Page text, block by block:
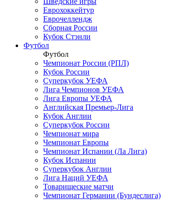
Еврохоккейтур
Еврочеллендж
Сборная России
Кубок Стэнли
Футбол
Футбол
Чемпионат России (РПЛ)
Кубок России
Суперкубок УЕФА
Лига Чемпионов УЕФА
Лига Европы УЕФА
Английская Премьер-Лига
Кубок Англии
Суперкубок России
Чемпионат мира
Чемпионат Европы
Чемпионат Испании (Ла Лига)
Кубок Испании
Суперкубок Англии
Лига Наций УЕФА
Товарищеские матчи
Чемпионат Германии (Бундеслига)